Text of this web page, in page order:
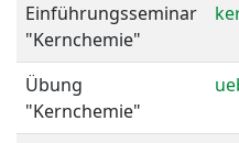
Einführungsseminar
"Kernchemie"
Übung
"Kernchemie"